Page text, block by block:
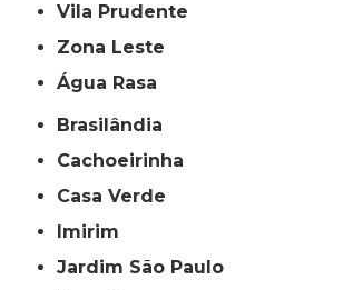
Vila Prudente
Zona Leste
Água Rasa
Brasilândia
Cachoeirinha
Casa Verde
Imirim
Jardim São Paulo